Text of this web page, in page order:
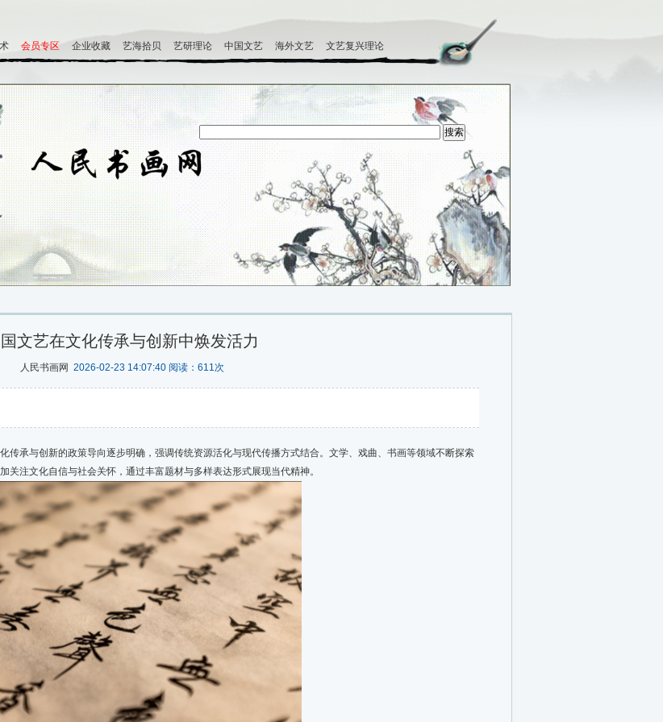
会员专区 企业收藏 艺海拾贝 艺研理论 中国文艺 海外文艺 文艺复兴理论
文艺在文化传承与创新中焕发活力
人民书画网 2026-02-23 14:07:40 阅读： 611次
承与创新的政策导向逐步明确，强调传统资源活化与现代传播方式结合。文学、戏曲、书画等领域不断探索
注文化自信与社会关怀，通过丰富题材与多样表达形式展现当代精神。